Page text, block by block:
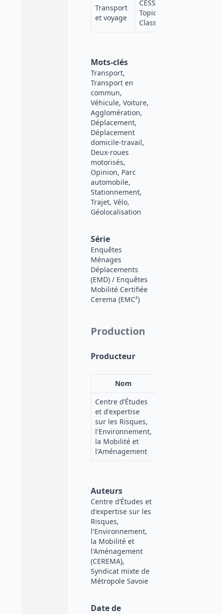
Transport
et voyage
CESSDA
Topic
Classification
Mots-clés
Transport,
Transport en
commun,
Véhicule, Voiture,
Agglomération,
Déplacement,
Déplacement
domicile-travail,
Deux-roues
motorisés,
Opinion, Parc
automobile,
Stationnement,
Trajet, Vélo,
Géolocalisation
Série
Enquêtes
Ménages
Déplacements
(EMD) / Enquêtes
Mobilité Certifiée
Cerema (EMC²)
Production
Producteur
Nom
Centre d’Études
et d'expertise
sur les Risques,
l'Environnement,
la Mobilité et
l'Aménagement
Auteurs
Centre d’Études et
d'expertise sur les
Risques,
l'Environnement,
la Mobilité et
l'Aménagement
(CEREMA),
Syndicat mixte de
Métropole Savoie
Date de